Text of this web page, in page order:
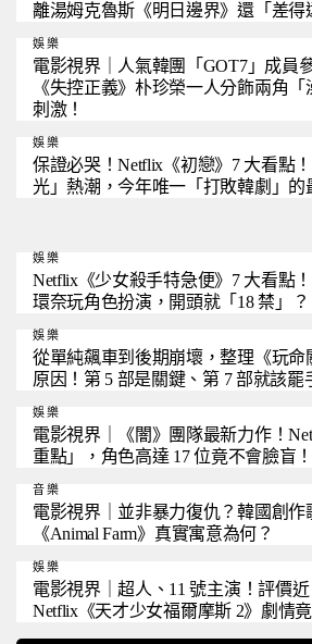
離湯姆克魯斯《明日邊界》還「差得
娛樂
電影視界｜人氣韓團「GOT7」成員
《失控正義》朴珍榮一人分飾兩角
刺激！
娛樂
保證必哭！Netflix《初戀》7 大看點
光」熱潮，今年唯一「打敗韓劇」的
娛樂
Netflix《少女殺手特急便》7 大看點
環奈玩角色扮演，開頭就「18 禁」？
娛樂
從單純飆車到後期崩壞，整理《玩命
原因！第 5 部是關鍵、第 7 部就該罷
娛樂
電影視界｜《闇》團隊最新力作！
重點」，角色高達 17 位竟不會臉盲！
音樂
電影視界｜並非暴力復仇？韓國創作
《Animal Farm》真實寓意為何？
娛樂
電影視界｜超人、11 號主演！評價
Netflix《天才少女福爾摩斯 2》劇情